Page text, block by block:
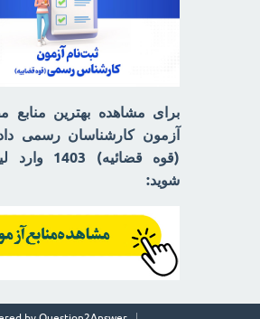
برای مشاهده بهترین منابع
آزمون کارشناسان رسمی
(قوه قضائیه)
شوید: